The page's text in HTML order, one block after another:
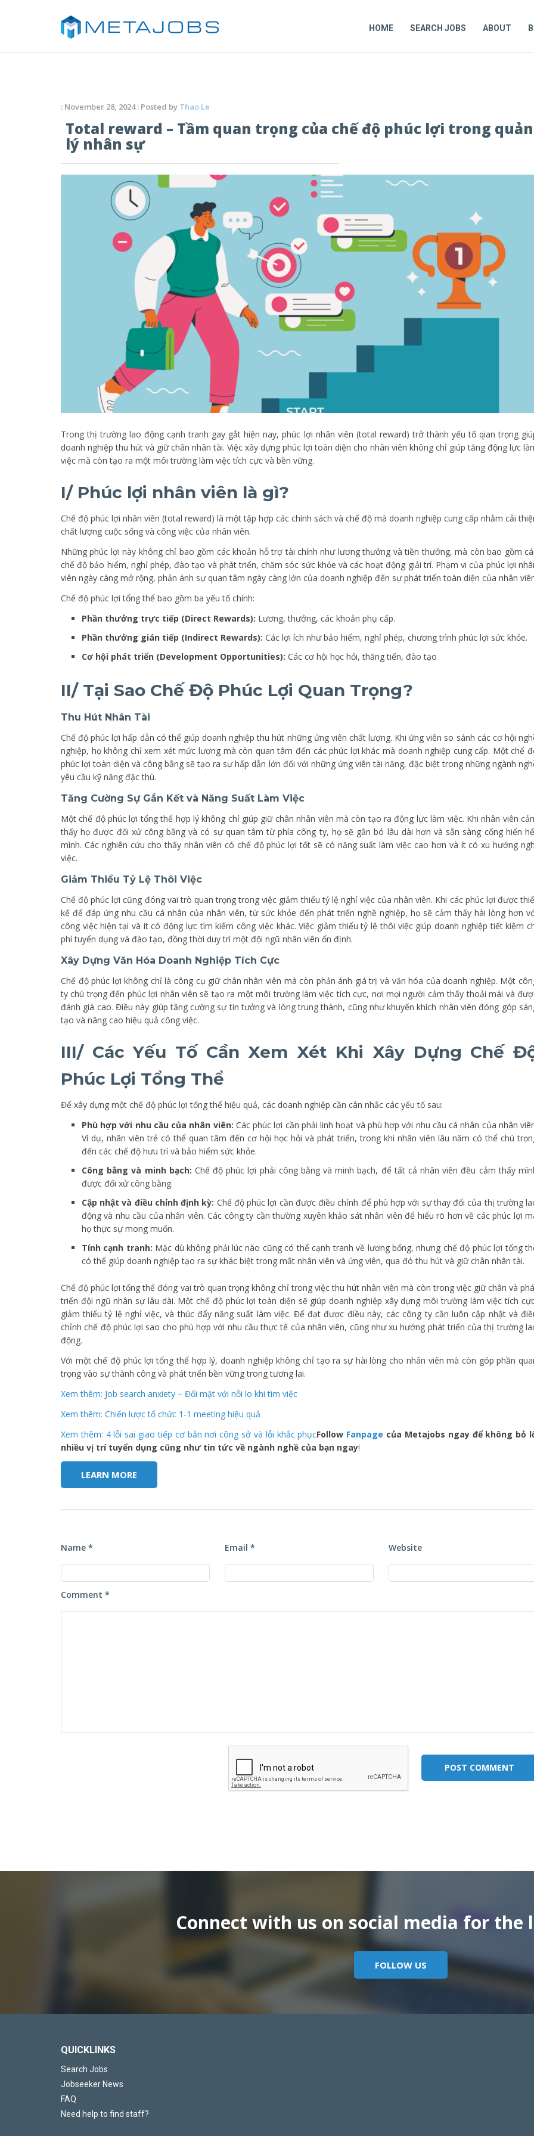
HOME SEARCH JOBS ABOUT
: November 28, 2024 : Posted by Thao Le
Total reward – Tầm quan trọng của chế độ phúc lợi trong quản
lý nhân sự
Trong thị trường lao động cạnh tranh gay gắt hiện nay, phúc lợi nhân viên (total reward) trở thành yếu tố qian trọng
doanh nghiệp thu hút và giữ chân nhân tài. Việc xây dựng phúc lợi toàn diện cho nhân viên không chỉ giúp tăng động lực
việc mà còn tạo ra một môi trường làm việc tích cực và bền vững.
I/ Phúc lợi nhân viên là gì?
Chế độ phúc lợi nhân viên (total reward) là một tập hợp các chính sách và chế độ mà doanh nghiệp cung cấp nhằm cải
chất lượng cuộc sống và công việc của nhân viên.
Những phúc lợi này không chỉ bao gồm các khoản hỗ trợ tài chính như lương thưởng và tiền thưởng, mà còn bao gồm
chế độ bảo hiểm, nghỉ phép, đào tạo và phát triển, chăm sóc sức khỏe và các hoạt động giải trí. Phạm vi của phúc lợi
viên ngày càng mở rộng, phản ánh sự quan tâm ngày càng lớn của doanh nghiệp đến sự phát triển toàn diện của nhân
Chế độ phúc lợi tổng thể bao gồm ba yếu tố chính:
Phần thưởng trực tiếp (Direct Rewards): Lương, thưởng, các khoản phụ cấp.
Phần thưởng gián tiếp (Indirect Rewards): Các lợi ích như bảo hiểm, nghỉ phép, chương trình phúc lợi sức khỏe.
Cơ hội phát triển (Development Opportunities): Các cơ hội học hỏi, thăng tiến, đào tạo
II/ Tại Sao Chế Độ Phúc Lợi Quan Trọng?
Thu Hút Nhân Tài
Chế độ phúc lợi hấp dẫn có thể giúp doanh nghiệp thu hút những ứng viên chất lượng. Khi ứng viên so sánh các cơ hội
nghiệp, họ không chỉ xem xét mức lương mà còn quan tâm đến các phúc lợi khác mà doanh nghiệp cung cấp. Một chế
phúc lợi toàn diện và công bằng sẽ tạo ra sự hấp dẫn lớn đối với những ứng viên tài năng, đặc biệt trong những ngành
yêu cầu kỹ năng đặc thù.
Tăng Cường Sự Gắn Kết và Năng Suất Làm Việc
Một chế độ phúc lợi tổng thể hợp lý không chỉ giúp giữ chân nhân viên mà còn tạo ra động lực làm việc. Khi nhân viên
thấy họ được đối xử công bằng và có sự quan tâm từ phía công ty, họ sẽ gắn bó lâu dài hơn và sẵn sàng cống hiến
mình. Các nghiên cứu cho thấy nhân viên có chế độ phúc lợi tốt sẽ có năng suất làm việc cao hơn và ít có xu hướng
việc.
Giảm Thiểu Tỷ Lệ Thôi Việc
Chế độ phúc lợi cũng đóng vai trò quan trọng trong việc giảm thiểu tỷ lệ nghỉ việc của nhân viên. Khi các phúc lợi được
kế để đáp ứng nhu cầu cá nhân của nhân viên, từ sức khỏe đến phát triển nghề nghiệp, họ sẽ cảm thấy hài lòng hơn
công việc hiện tại và ít có động lực tìm kiếm công việc khác. Việc giảm thiểu tỷ lệ thôi việc giúp doanh nghiệp tiết kiệm
phí tuyển dụng và đào tạo, đồng thời duy trì một đội ngũ nhân viên ổn định.
Xây Dựng Văn Hóa Doanh Nghiệp Tích Cực
Chế độ phúc lợi không chỉ là công cụ giữ chân nhân viên mà còn phản ánh giá trị và văn hóa của doanh nghiệp. Một
ty chú trọng đến phúc lợi nhân viên sẽ tạo ra một môi trường làm việc tích cực, nơi mọi người cảm thấy thoải mái và
đánh giá cao. Điều này giúp tăng cường sự tin tưởng và lòng trung thành, cũng như khuyến khích nhân viên đóng góp
tạo và nâng cao hiệu quả công việc.
III/ Các Yếu Tố Cần Xem Xét Khi Xây Dựng Chế
Phúc Lợi Tổng Thể
Để xây dựng một chế độ phúc lợi tổng thể hiệu quả, các doanh nghiệp cần cân nhắc các yếu tố sau:
Phù hợp với nhu cầu của nhân viên: Các phúc lợi cần phải linh hoạt và phù hợp với nhu cầu cá nhân của nhân
Ví dụ, nhân viên trẻ có thể quan tâm đến cơ hội học hỏi và phát triển, trong khi nhân viên lâu năm có thể chú
đến các chế độ hưu trí và bảo hiểm sức khỏe.
Công bằng và minh bạch: Chế độ phúc lợi phải công bằng và minh bạch, để tất cả nhân viên đều cảm thấy
được đối xử công bằng.
Cập nhật và điều chỉnh định kỳ: Chế độ phúc lợi cần được điều chỉnh để phù hợp với sự thay đổi của thị trường
động và nhu cầu của nhân viên. Các công ty cần thường xuyên khảo sát nhân viên để hiểu rõ hơn về các phúc lợi
họ thực sự mong muốn.
Tính cạnh tranh: Mặc dù không phải lúc nào cũng có thể cạnh tranh về lương bổng, nhưng chế độ phúc lợi tổng
có thể giúp doanh nghiệp tạo ra sự khác biệt trong mắt nhân viên và ứng viên, qua đó thu hút và giữ chân nhân tài.
Chế độ phúc lợi tổng thể đóng vai trò quan trọng không chỉ trong việc thu hút nhân viên mà còn trong việc giữ chân và
triển đội ngũ nhân sự lâu dài. Một chế độ phúc lợi toàn diện sẽ giúp doanh nghiệp xây dựng môi trường làm việc tích
giảm thiểu tỷ lệ nghỉ việc, và thúc đẩy năng suất làm việc. Để đạt được điều này, các công ty cần luôn cập nhật và
chỉnh chế độ phúc lợi sao cho phù hợp với nhu cầu thực tế của nhân viên, cũng như xu hướng phát triển của thị trường
động.
Với một chế độ phúc lợi tổng thể hợp lý, doanh nghiệp không chỉ tạo ra sự hài lòng cho nhân viên mà còn góp phần
trọng vào sự thành công và phát triển bền vững trong tương lai.
Xem thêm: Job search anxiety – Đối mặt với nỗi lo khi tìm việc
Xem thêm: Chiến lược tổ chức 1-1 meeting hiệu quả
Xem thêm: 4 lỗi sai giao tiếp cơ bản nơi công sở và lỗi khắc phụcFollow Fanpage của Metajobs ngay để không bỏ
nhiều vị trí tuyển dụng cũng như tin tức về ngành nghề của bạn ngay!
LEARN MORE
Name * Email * Website
Comment *
Connect with us on social media for the
FOLLOW US
QUICKLINKS
Search Jobs
Jobseeker News
FAQ
Need help to find staff?